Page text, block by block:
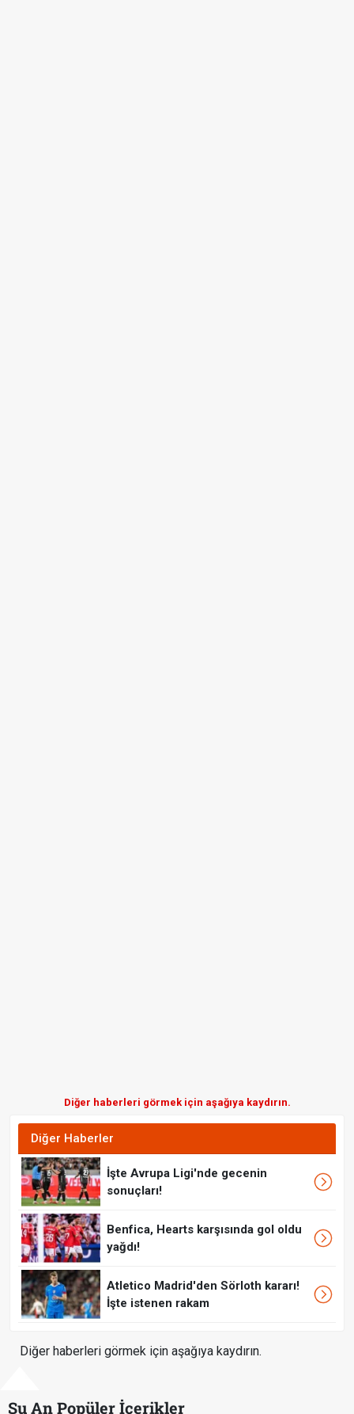
Diğer haberleri görmek için aşağıya kaydırın.
Diğer Haberler
İşte Avrupa Ligi'nde gecenin
sonuçları!
Benfica, Hearts karşısında gol oldu
yağdı!
Atletico Madrid'den Sörloth kararı!
İşte istenen rakam
Diğer haberleri görmek için aşağıya kaydırın.
Şu An Popüler İçerikler